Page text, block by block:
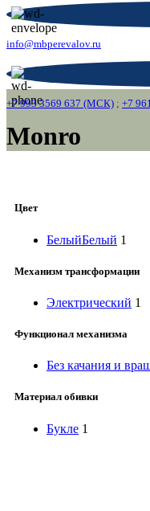
info@mbperevalov.ru
+7 993 3569 637 (МСК) ; +7
Monro
Цвет
БелыйБелый 1
Механизм трансформации
Электрический 1
Функционал механизма
Без качания и
Материал обивки
Букле 1